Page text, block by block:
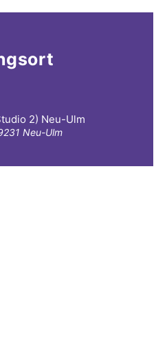
2) Neu-Ulm
Neu-Ulm